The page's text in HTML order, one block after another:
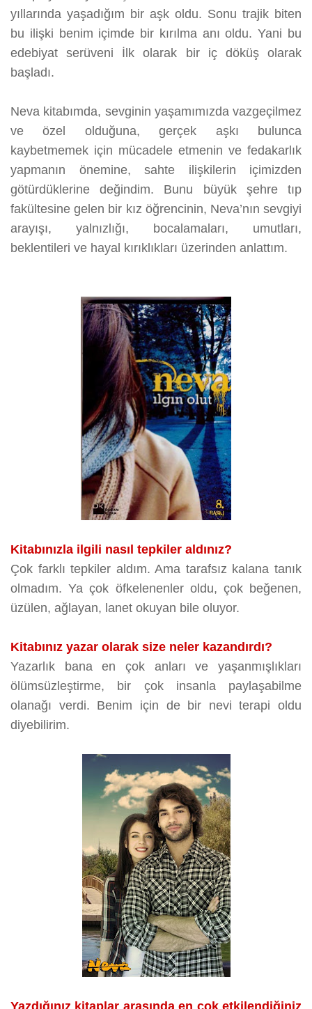
yıllarında yaşadığım bir aşk oldu. Sonu trajik biten
bu ilişki benim içimde bir kırılma anı oldu. Yani bu
edebiyat serüveni İlk olarak bir iç döküş olarak
başladı.
Neva kitabımda, sevginin yaşamımızda vazgeçilmez
ve özel olduğuna, gerçek aşkı bulunca
kaybetmemek için mücadele etmenin ve fedakarlık
yapmanın önemine, sahte ilişkilerin içimizden
götürdüklerine değindim. Bunu büyük şehre tıp
fakültesine gelen bir kız öğrencinin, Neva’nın sevgiyi
arayışı, yalnızlığı, bocalamaları, umutları,
beklentileri ve hayal kırıklıkları üzerinden anlattım.
Kitabınızla ilgili nasıl tepkiler aldınız?
Çok farklı tepkiler aldım. Ama tarafsız kalana tanık
olmadım. Ya çok öfkelenenler oldu, çok beğenen,
üzülen, ağlayan, lanet okuyan bile oluyor.
Kitabınız yazar olarak size neler kazandırdı?
Yazarlık bana en çok anları ve yaşanmışlıkları
ölümsüzleştirme, bir çok insanla paylaşabilme
olanağı verdi. Benim için de bir nevi terapi oldu
diyebilirim.